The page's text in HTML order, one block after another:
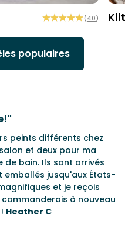
(40)
populaires
"
peints différents chez
et deux pour ma
bain. Ils sont arrivés
jusqu'aux États-
et je reçois
à nouveau
Heather C